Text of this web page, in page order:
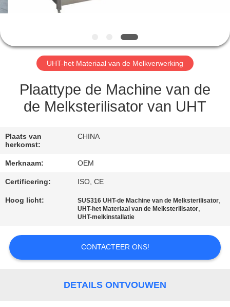
VERZOEK
EEN
CITAAT
SITEMAP
PRIVACY
POLICY
UHT-het Materiaal van de Melkverwerking
Plaattype de Machine van de
de Melksterilisator van UHT
Plaats van
herkomst:
CHINA
Merknaam: OEM
Certificering: ISO, CE
Hoog licht: SUS316 UHT-de Machine van de Melksterilisator,
UHT-het Materiaal van de Melksterilisator,
UHT-melkinstallatie
CONTACTEER ONS!
DETAILS ONTVOUWEN